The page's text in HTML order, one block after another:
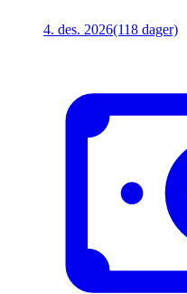
4. des. 2026(118 dager)